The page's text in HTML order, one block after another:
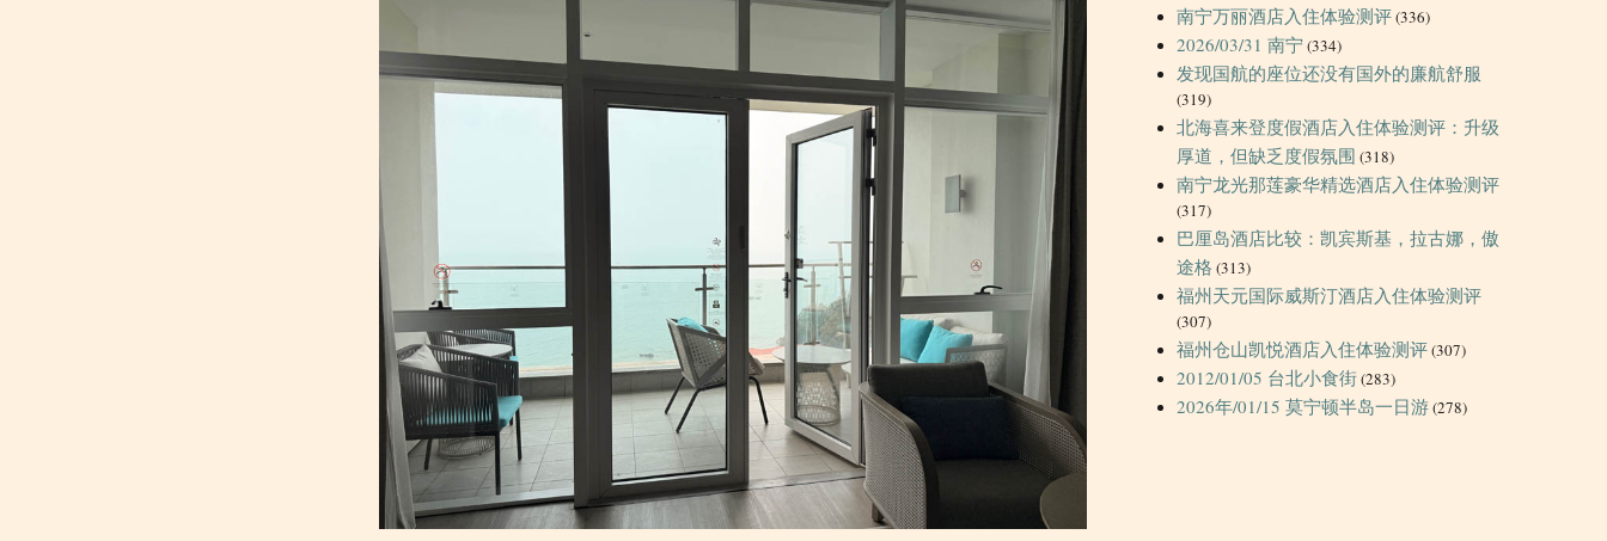
南宁万丽酒店入住体验测评(336)
2026/03/31 南宁 (334)
发现国航的座位还没有国外的廉航舒服
(319)
北海喜来登度假酒店入住体验测评：升级
厚道，但缺乏度假氛围 (318)
南宁龙光那莲豪华精选酒店入住体验测评
(317)
巴厘岛酒店比较：凯宾斯基，拉古娜，傲
途格 (313)
福州天元国际威斯汀酒店入住体验测评
(307)
福州仓山凯悦酒店入住体验测评(307)
2012/01/05 台北小食街(283)
2026年/01/15 莫宁顿半岛一日游(278)